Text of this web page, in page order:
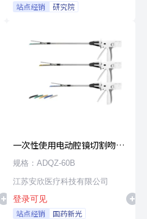
站点经销 研究院
一次性使用电动腔镜切割吻合
器及组件
规格：ADQZ-60B
江苏安欣医疗科技有限公司
登录可见
站点经销 国药新光